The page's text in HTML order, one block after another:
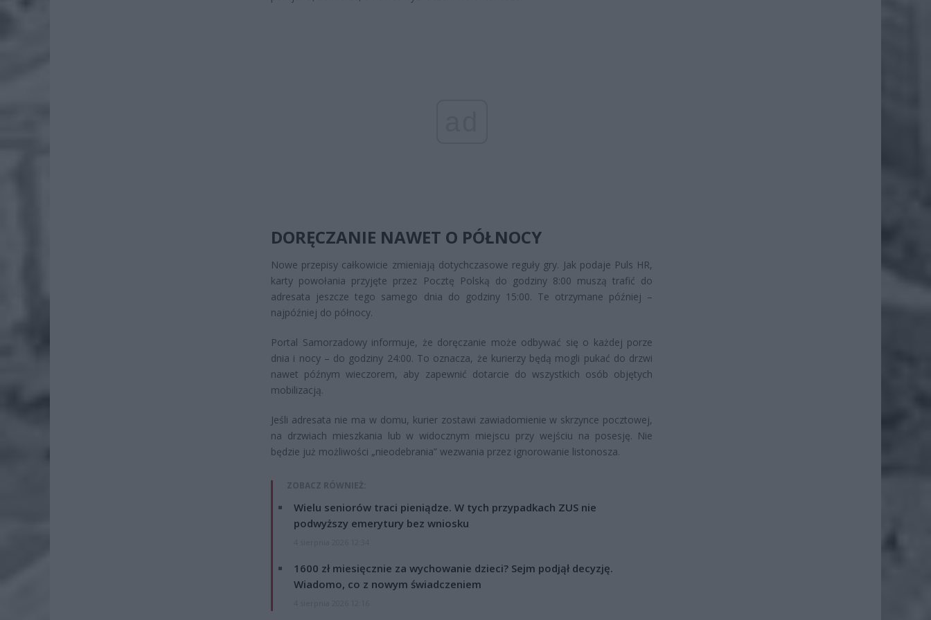
DORĘCZANIE NAWET O PÓŁNOCY
Nowe przepisy całkowicie zmieniają dotychczasowe reguły gry. Jak podaje Puls HR,
karty powołania przyjęte przez Pocztę Polską do godziny 8:00 muszą trafić do
adresata jeszcze tego samego dnia do godziny 15:00. Te otrzymane później –
najpóźniej do północy.
Portal Samorzadowy informuje, że doręczanie może odbywać się o każdej porze
dnia i nocy – do godziny 24:00. To oznacza, że kurierzy będą mogli pukać do drzwi
nawet późnym wieczorem, aby zapewnić dotarcie do wszystkich osób objętych
mobilizacją.
Jeśli adresata nie ma w domu, kurier zostawi zawiadomienie w skrzynce pocztowej,
na drzwiach mieszkania lub w widocznym miejscu przy wejściu na posesję. Nie
będzie już możliwości „nieodebrania” wezwania przez ignorowanie listonosza.
ZOBACZ RÓWNIEŻ:
Wielu seniorów traci pieniądze. W tych przypadkach ZUS nie
podwyższy emerytury bez wniosku
1600 zł miesięcznie za wychowanie dzieci? Sejm podjął decyzję.
Wiadomo, co z nowym świadczeniem